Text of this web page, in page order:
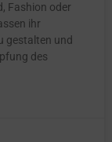
Fashion oder
ihr
gestalten und
des